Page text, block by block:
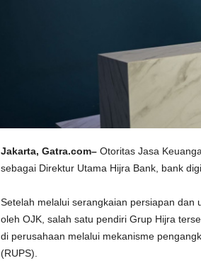
Jakarta, Gatra.com–Otoritas Jasa
sebagai Direktur Utama Hijra Bank, bank
Setelah melalui serangkaian persiapan
oleh OJK, salah satu pendiri Grup Hijra
di perusahaan melalui mekanisme
(RUPS).